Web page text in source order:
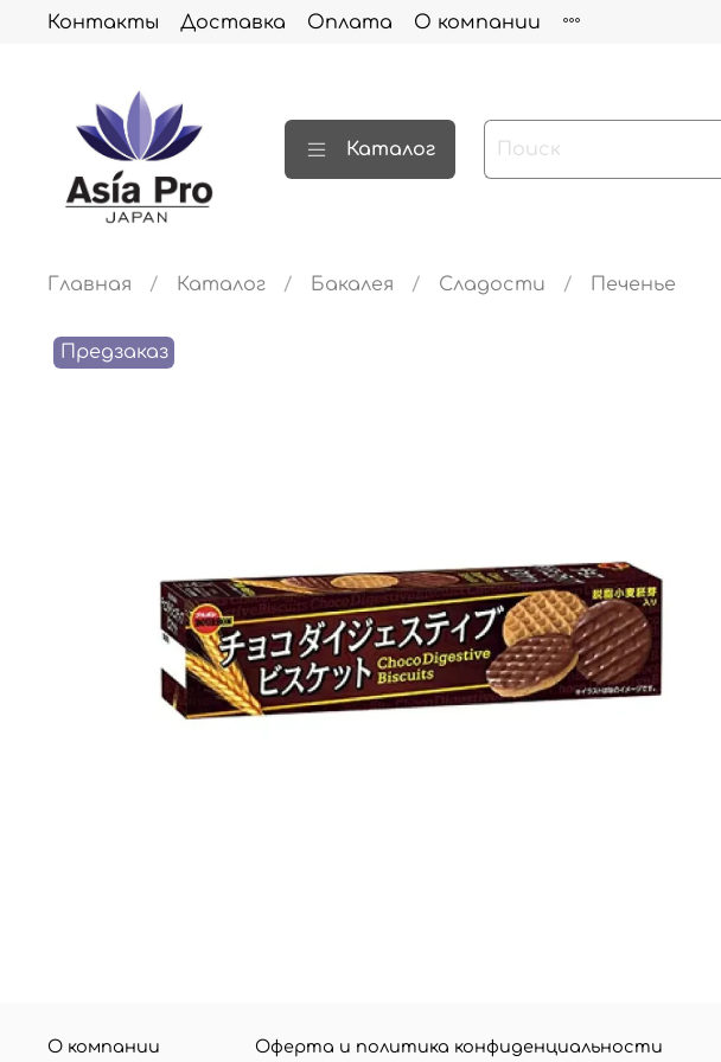
Контакты Доставка Оплата О компании
Каталог
Главная Каталог Бакалея Сладости Печенье
Предзаказ
О компании Оферта и политика конфиденциальности